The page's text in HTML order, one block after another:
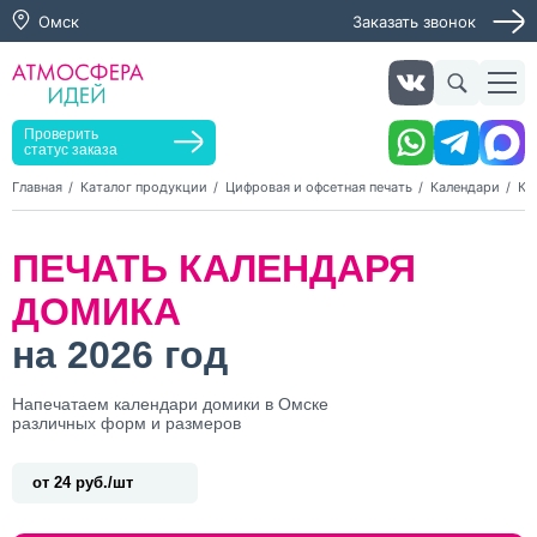
Омск Заказать звонок
Проверить
статус заказа
Главная Каталог продукции Цифровая и офсетная печать Календари
ПЕЧАТЬ КАЛЕНДАРЯ
ДОМИКА
на 2026 год
Напечатаем календари домики в Омске
различных форм и размеров
от 24 руб./шт
Заказать услугу
Оставьте заявку, мы свяжемся с вами в ближайшее
Заказать звонок
обработку персональных данных и согласие с политикой
конфиденциальности
Нажимая на кнопку, я даю согласие на получение
информационных и рекламных рассылок
заявку